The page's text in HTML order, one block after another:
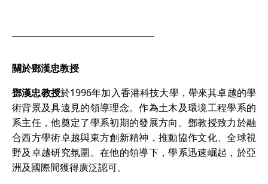
關於鄧漢忠教授
鄧漢忠教授於1996年加入香港科技大學，帶來其卓越的學
術背景及具遠見的領導理念。作為土木及環境工程學系的
系主任，他奠定了學系初期的發展方向。鄧教授致力於融
合西方學術卓越與東方創新精神，推動協作文化、全球視
野及卓越研究氛圍。在他的領導下，學系迅速崛起，於亞
洲及國際間獲得廣泛認可。